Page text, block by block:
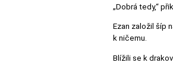
„Dobrá tedy,“
Ezan založil šíp
k ničemu.
Blížili se k